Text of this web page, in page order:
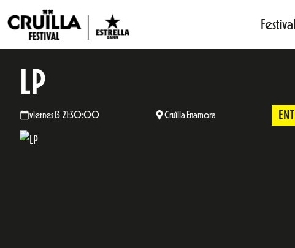
LP
viernes 13 21:30:00 Cruïlla Enamora